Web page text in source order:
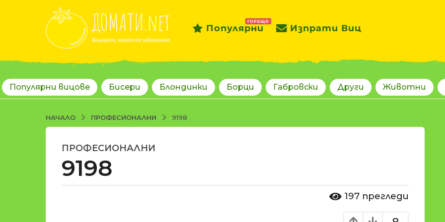
Популярни
ГОРЕЩО
Изпрати Виц
Популярни вицове Бисери Блондинки Борци Габровски Други Животни
НАЧАЛО ПРОФЕСИОНАЛНИ 9198
1
8
г
ПРОФЕСИОНАЛНИ
9198
197 прегледи